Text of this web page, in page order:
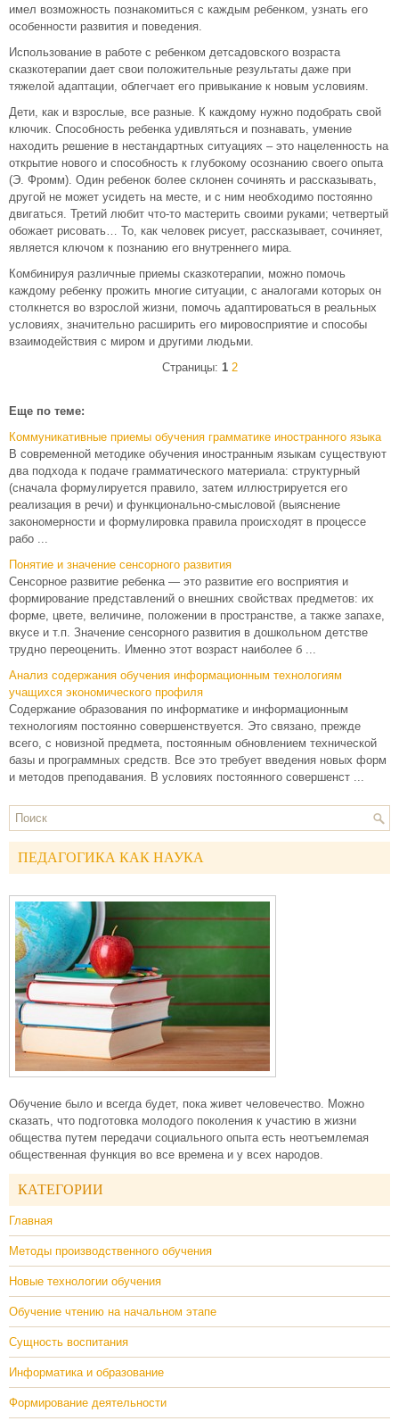
имел возможность познакомиться с каждым ребенком, узнать его
особенности развития и поведения.
Использование в работе с ребенком детсадовского возраста
сказкотерапии дает свои положительные результаты даже при
тяжелой адаптации, облегчает его привыкание к новым условиям.
Дети, как и взрослые, все разные. К каждому нужно подобрать свой
ключик. Способность ребенка удивляться и познавать, умение
находить решение в нестандартных ситуациях – это нацеленность на
открытие нового и способность к глубокому осознанию своего опыта
(Э. Фромм). Один ребенок более склонен сочинять и рассказывать,
другой не может усидеть на месте, и с ним необходимо постоянно
двигаться. Третий любит что-то мастерить своими руками; четвертый
обожает рисовать… То, как человек рисует, рассказывает, сочиняет,
является ключом к познанию его внутреннего мира.
Комбинируя различные приемы сказкотерапии, можно помочь
каждому ребенку прожить многие ситуации, с аналогами которых он
столкнется во взрослой жизни, помочь адаптироваться в реальных
условиях, значительно расширить его мировосприятие и способы
взаимодействия с миром и другими людьми.
Страницы: 1 2
Еще по теме:
Коммуникативные приемы обучения грамматике иностранного языка
В современной методике обучения иностранным языкам существуют
два подхода к подаче грамматического материала: структурный
(сначала формулируется правило, затем иллюстрируется его
реализация в речи) и функционально-смысловой (выяснение
закономерности и формулировка правила происходят в процессе
рабо ...
Понятие и значение сенсорного развития
Сенсорное развитие ребенка — это развитие его восприятия и
формирование представлений о внешних свойствах предметов: их
форме, цвете, величине, положении в пространстве, а также запахе,
вкусе и т.п. Значение сенсорного развития в дошкольном детстве
трудно переоценить. Именно этот возраст наиболее б ...
Анализ содержания обучения информационным технологиям
учащихся экономического профиля
Содержание образования по информатике и информационным
технологиям постоянно совершенствуется. Это связано, прежде
всего, с новизной предмета, постоянным обновлением технической
базы и программных средств. Все это требует введения новых форм
и методов преподавания. В условиях постоянного совершенст ...
ПЕДАГОГИКА КАК НАУКА
Обучение было и всегда будет, пока живет человечество. Можно
сказать, что подготовка молодого поколения к участию в жизни
общества путем передачи социального опыта есть неотъемлемая
общественная функция во все времена и у всех народов.
КАТЕГОРИИ
Главная
Методы производственного обучения
Новые технологии обучения
Обучение чтению на начальном этапе
Сущность воспитания
Информатика и образование
Формирование деятельности